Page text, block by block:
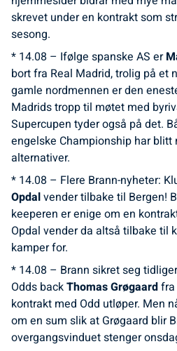
skrevet under en kontrakt som
sesong.
* 14.08 – Ifølge spanske AS er
bort fra Real Madrid, trolig på et
gamle nordmennen er den
Madrids tropp til møtet med
Supercupen tyder også på det.
engelske Championship har blitt
alternativer.
* 14.08 – Flere Brann-nyheter:
Opdalvender tilbake til Bergen!
keeperen er enige om en
Opdal vender da altså tilbake til
kamper for.
* 14.08 – Brann sikret seg
Odds backThomas Grøgaardfra
kontrakt med Odd utløper. Men
om en sum slik at Grøgaard blir
overgangsvinduet stenger